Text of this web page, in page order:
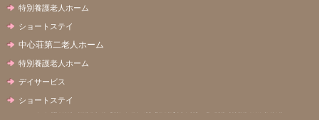
特別養護老人ホーム
ショートステイ
中心荘第二老人ホーム
特別養護老人ホーム
デイサービス
ショートステイ